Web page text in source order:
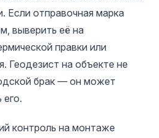
Если отправочная марка
выверить её на
правки или
Геодезист на объекте не
брак — он может
его.
контроль на монтаже